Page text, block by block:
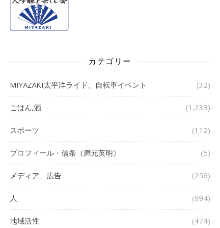
カテゴリー
MIYAZAKI太平洋ライド、自転車イベント (32)
ごはん,酒 (1,233)
スポーツ (112)
プロフィール・信条（満元英明） (5)
メディア、広告 (256)
人 (994)
地域活性 (474)